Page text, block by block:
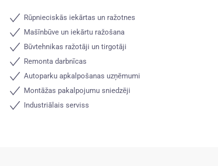
Rūpnieciskās iekārtas un ražotnes
Mašīnbūve un iekārtu ražošana
Būvtehnikas ražotāji un tirgotāji
Remonta darbnīcas
Autoparku apkalpošanas uzņēmumi
Montāžas pakalpojumu sniedzēji
Industriālais serviss